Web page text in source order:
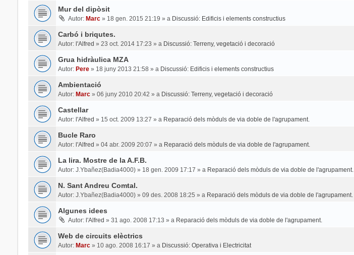
Mur del dipòsit
Autor: Marc» 18 gen. 2015 21:19 » a Discussió: Edificis i elements constructius
Carbó i briqutes.
Autor: l'Alfred » 23 oct. 2014 17:23 » a Discussió: Terreny, vegetació i decoració
Grua hidràulica MZA
Autor: Pere» 18 juny 2013 21:58 » a Discussió: Edificis i elements constructius
Ambientació
Autor: Marc» 06 juny 2010 20:42 » a Discussió: Terreny, vegetació i decoració
Castellar
Autor: l'Alfred » 15 oct. 2009 13:27 » a Reparació dels mòduls de via doble de l'agrupament.
Bucle Raro
Autor: l'Alfred » 04 abr. 2009 20:07 » a Reparació dels mòduls de via doble de l'agrupament.
La lira. Mostre de la A.F.B.
Autor: J.Ybañez(Badia4000)» 18 gen. 2009 17:17 » a Reparació dels mòduls de via doble de l'agrupament.
N. Sant Andreu Comtal.
Autor: J.Ybañez(Badia4000)» 09 des. 2008 18:25 » a Reparació dels mòduls de via doble de l'agrupament.
Algunes idees
Autor: l'Alfred » 31 ago. 2008 17:13 » a Reparació dels mòduls de via doble de l'agrupament.
Web de circuits elèctrics
Autor: Marc» 10 ago. 2008 16:17 » a Discussió: Operativa i Electricitat